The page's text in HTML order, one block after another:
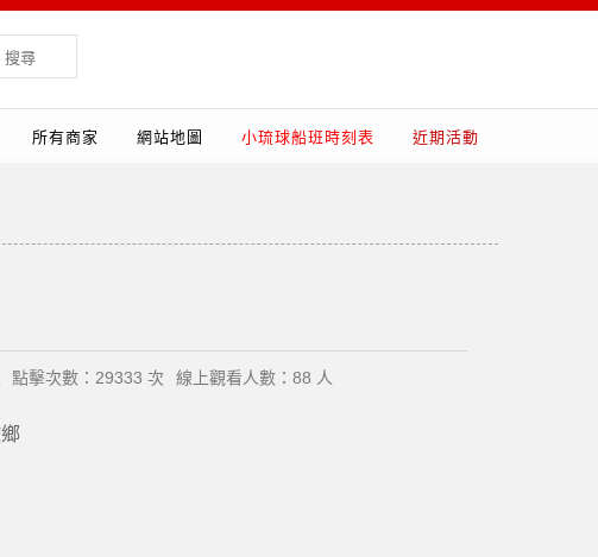
搜尋
所有商家 網站地圖 小琉球船班時刻表 近期活動
點擊次數：29333 次 線上觀看人數：88 人